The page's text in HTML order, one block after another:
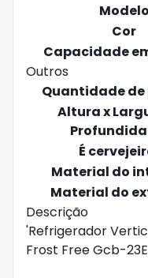
Modelo
Cor
Capacidade
Outros
Quantidade
Altura x
É
Material do
Material do
Descrição
'Refrigerador
Frost Free Gcb-